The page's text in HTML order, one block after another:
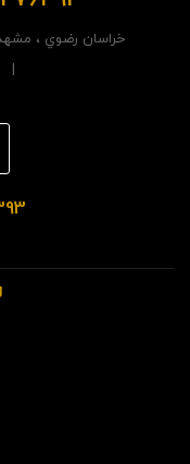
خراسان رضوي ،
| 09367841393 |